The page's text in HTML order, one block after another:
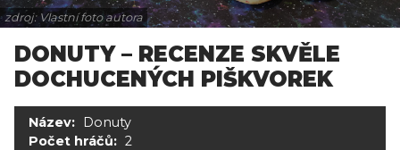
zdroj: Vlastní foto autora
DONUTY – RECENZE SKVĚLE
DOCHUCENÝCH PIŠKVOREK
Název:
Donuty
Počet hráčů: 2